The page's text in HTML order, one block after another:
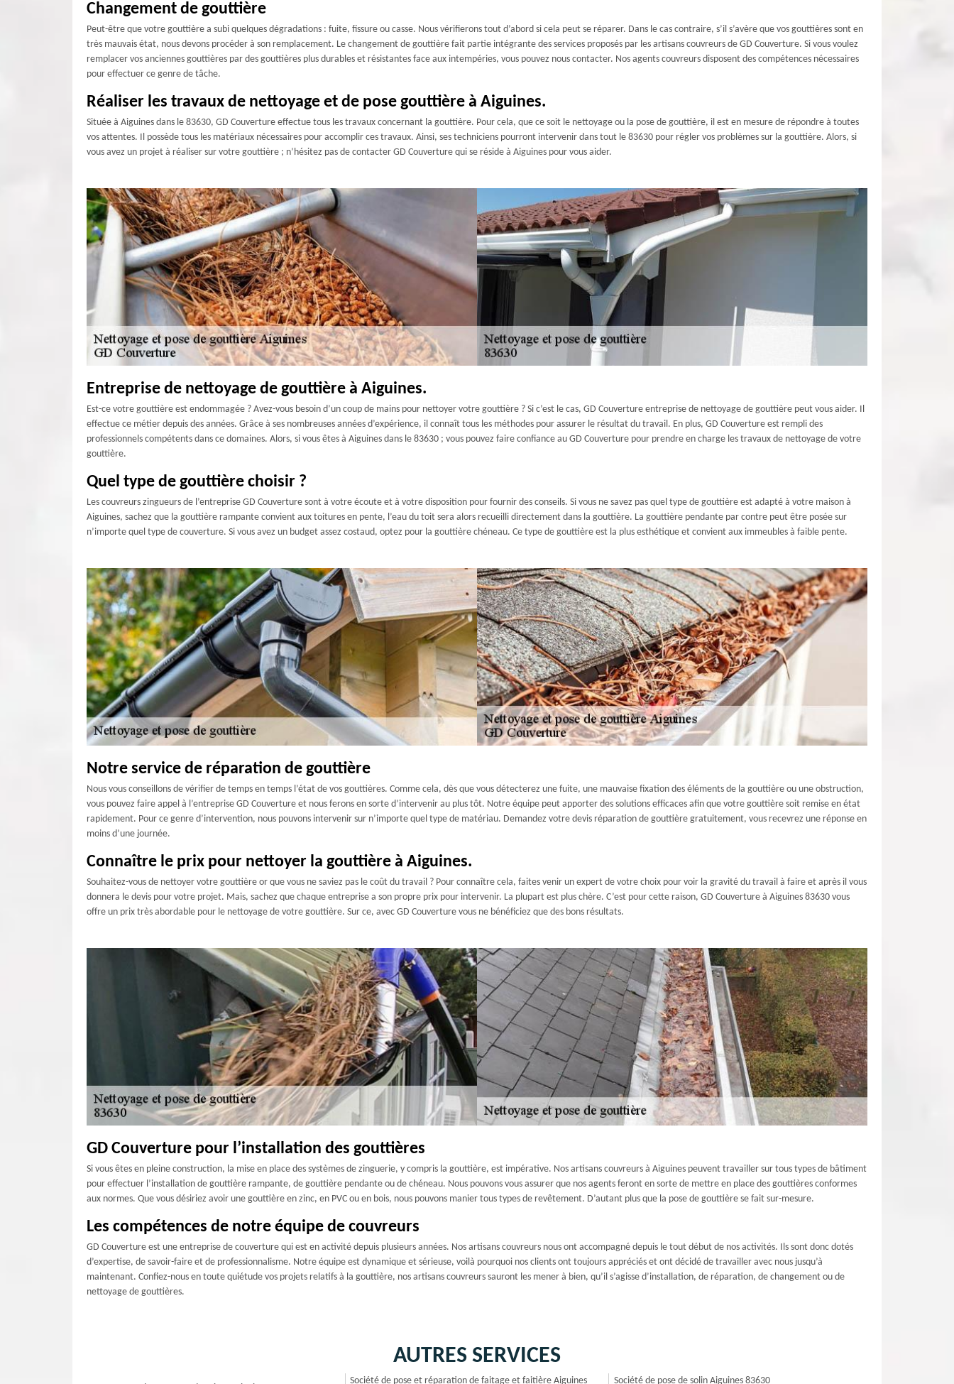
Changement de gouttière
Peut-être que votre gouttière a subi quelques dégradations : fuite, fissure ou casse. Nous vérifierons tout d’abord si cela peut se réparer. Dans le cas contraire, s’il s’avère que vos gouttières sont en
très mauvais état, nous devons procéder à son remplacement. Le changement de gouttière fait partie intégrante des services proposés par les artisans couvreurs de GD Couverture. Si vous voulez
remplacer vos anciennes gouttières par des gouttières plus durables et résistantes face aux intempéries, vous pouvez nous contacter. Nos agents couvreurs disposent des compétences nécessaires
pour effectuer ce genre de tâche.
Réaliser les travaux de nettoyage et de pose gouttière à Aiguines.
Située à Aiguines dans le 83630, GD Couverture effectue tous les travaux concernant la gouttière. Pour cela, que ce soit le nettoyage ou la pose de gouttière, il est en mesure de répondre à toutes
vos attentes. Il possède tous les matériaux nécessaires pour accomplir ces travaux. Ainsi, ses techniciens pourront intervenir dans tout le 83630 pour régler vos problèmes sur la gouttière. Alors, si
vous avez un projet à réaliser sur votre gouttière ; n’hésitez pas de contacter GD Couverture qui se réside à Aiguines pour vous aider.
Entreprise de nettoyage de gouttière à Aiguines.
Est-ce votre gouttière est endommagée ? Avez-vous besoin d’un coup de mains pour nettoyer votre gouttière ? Si c’est le cas, GD Couverture entreprise de nettoyage de gouttière peut vous aider. Il
effectue ce métier depuis des années. Grâce à ses nombreuses années d’expérience, il connaît tous les méthodes pour assurer le résultat du travail. En plus, GD Couverture est rempli des
professionnels compétents dans ce domaines. Alors, si vous êtes à Aiguines dans le 83630 ; vous pouvez faire confiance au GD Couverture pour prendre en charge les travaux de nettoyage de votre
gouttière.
Quel type de gouttière choisir ?
Les couvreurs zingueurs de l’entreprise GD Couverture sont à votre écoute et à votre disposition pour fournir des conseils. Si vous ne savez pas quel type de gouttière est adapté à votre maison à
Aiguines, sachez que la gouttière rampante convient aux toitures en pente, l’eau du toit sera alors recueilli directement dans la gouttière. La gouttière pendante par contre peut être posée sur
n’importe quel type de couverture. Si vous avez un budget assez costaud, optez pour la gouttière chéneau. Ce type de gouttière est la plus esthétique et convient aux immeubles à faible pente.
Notre service de réparation de gouttière
Nous vous conseillons de vérifier de temps en temps l’état de vos gouttières. Comme cela, dès que vous détecterez une fuite, une mauvaise fixation des éléments de la gouttière ou une obstruction,
vous pouvez faire appel à l’entreprise GD Couverture et nous ferons en sorte d’intervenir au plus tôt. Notre équipe peut apporter des solutions efficaces afin que votre gouttière soit remise en état
rapidement. Pour ce genre d’intervention, nous pouvons intervenir sur n’importe quel type de matériau. Demandez votre devis réparation de gouttière gratuitement, vous recevrez une réponse en
moins d’une journée.
Connaître le prix pour nettoyer la gouttière à Aiguines.
Souhaitez-vous de nettoyer votre gouttière or que vous ne saviez pas le coût du travail ? Pour connaître cela, faites venir un expert de votre choix pour voir la gravité du travail à faire et après il vous
donnera le devis pour votre projet. Mais, sachez que chaque entreprise a son propre prix pour intervenir. La plupart est plus chère. C’est pour cette raison, GD Couverture à Aiguines 83630 vous
offre un prix très abordable pour le nettoyage de votre gouttière. Sur ce, avec GD Couverture vous ne bénéficiez que des bons résultats.
GD Couverture pour l’installation des gouttières
Si vous êtes en pleine construction, la mise en place des systèmes de zinguerie, y compris la gouttière, est impérative. Nos artisans couvreurs à Aiguines peuvent travailler sur tous types de bâtiment
pour effectuer l’installation de gouttière rampante, de gouttière pendante ou de chéneau. Nous pouvons vous assurer que nos agents feront en sorte de mettre en place des gouttières conformes
aux normes. Que vous désiriez avoir une gouttière en zinc, en PVC ou en bois, nous pouvons manier tous types de revêtement. D’autant plus que la pose de gouttière se fait sur-mesure.
Les compétences de notre équipe de couvreurs
GD Couverture est une entreprise de couverture qui est en activité depuis plusieurs années. Nos artisans couvreurs nous ont accompagné depuis le tout début de nos activités. Ils sont donc dotés
d’expertise, de savoir-faire et de professionnalisme. Notre équipe est dynamique et sérieuse, voilà pourquoi nos clients ont toujours appréciés et ont décidé de travailler avec nous jusqu’à
maintenant. Confiez-nous en toute quiétude vos projets relatifs à la gouttière, nos artisans couvreurs sauront les mener à bien, qu’il s’agisse d’installation, de réparation, de changement ou de
nettoyage de gouttières.
AUTRES SERVICES
Société de pose et réparation de faitage et faitière Aiguines Société de pose de solin Aiguines 83630